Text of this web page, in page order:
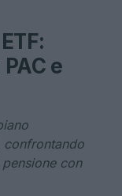
e
confrontando
con